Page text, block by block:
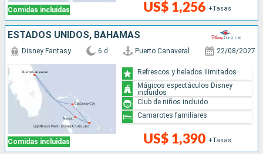
Comidas incluidas US$ 1,256 +Tasas
ESTADOS UNIDOS, BAHAMAS
Comidas incluidas
Disney Fantasy 6 d Puerto Canaveral 22/08/2027
US$ 1,390 +Tasas
Refrescos y helados ilimitados
Mágicos espectáculos Disney
incluidos
Club de niños incluido
Camarotes familiares